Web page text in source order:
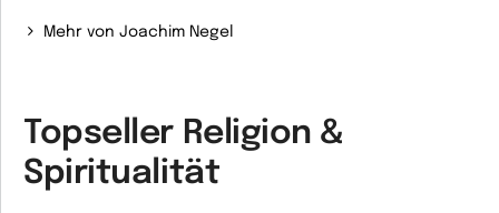
Mehr von Joachim Negel
Topseller Religion &
Spiritualität